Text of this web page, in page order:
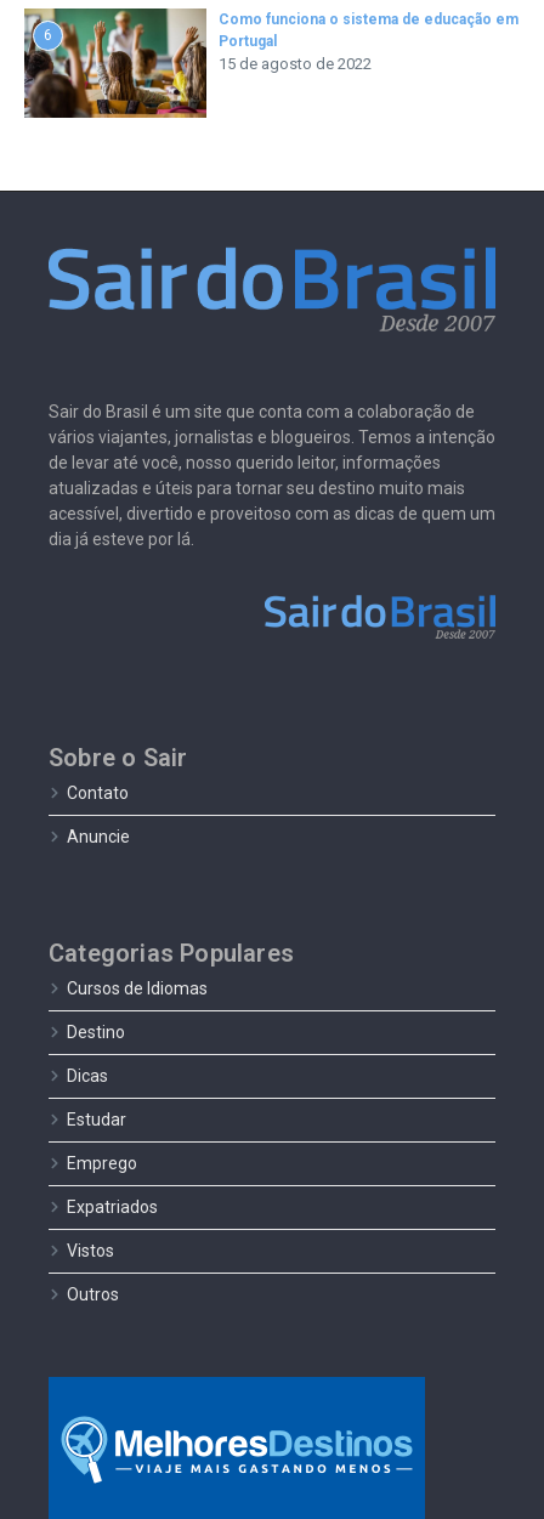
6
Como funciona o sistema de educação em
Portugal
15 de agosto de 2022
Sair do Brasil é um site que conta com a colaboração de
vários viajantes, jornalistas e blogueiros. Temos a intenção
de levar até você, nosso querido leitor, informações
atualizadas e úteis para tornar seu destino muito mais
acessível, divertido e proveitoso com as dicas de quem um
dia já esteve por lá.
Sobre o Sair
Contato
Anuncie
Categorias Populares
Cursos de Idiomas
Destino
Dicas
Estudar
Emprego
Expatriados
Vistos
Outros